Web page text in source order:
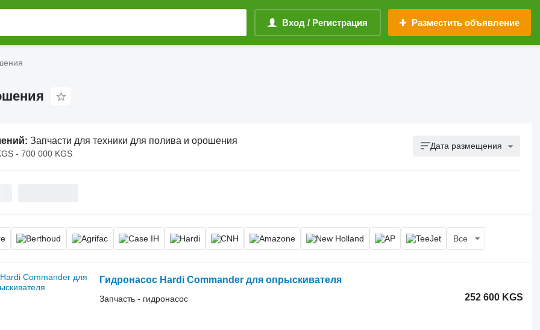
Вход / Регистрация Разместить объявление
Запчасти для техники для полива и орошения
- 700 000 KGS
Дата размещения
Все
Гидронасос Hardi Commander для опрыскивателя
252 600 KGS
Запчасть - гидронасос